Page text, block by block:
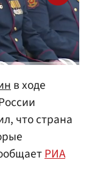
в ходе
что страна
РИА